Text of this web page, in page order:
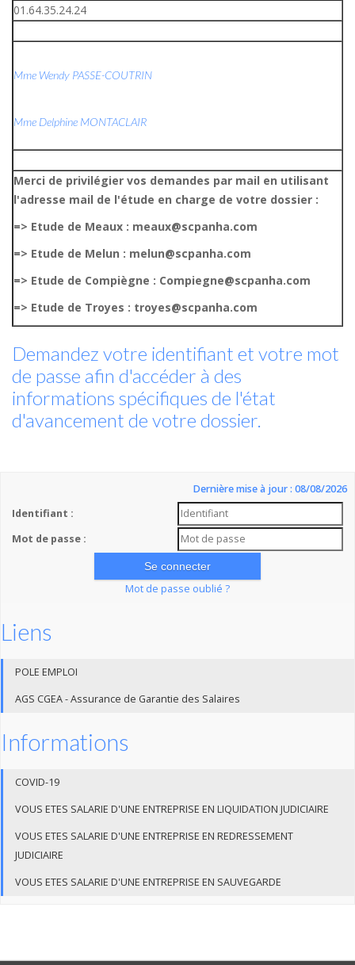
01.64.35.24.24
Mme Wendy PASSE-COUTRIN
Mme Delphine MONTACLAIR
Merci de privilégier vos demandes par mail en utilisant
l'adresse mail de l'étude en charge de votre dossier :
=> Etude de Meaux : meaux@scpanha.com
=> Etude de Melun : melun@scpanha.com
=> Etude de Compiègne : Compiegne@scpanha.com
=> Etude de Troyes : troyes@scpanha.com
Demandez votre identifiant et votre mot
de passe afin d'accéder à des
informations spécifiques de l'état
d'avancement de votre dossier.
Dernière mise à jour : 08/08/2026
Identifiant :
Mot de passe :
Mot de passe oublié ?
Liens
POLE EMPLOI
AGS CGEA - Assurance de Garantie des Salaires
Informations
COVID-19
VOUS ETES SALARIE D'UNE ENTREPRISE EN LIQUIDATION JUDICIAIRE
VOUS ETES SALARIE D'UNE ENTREPRISE EN REDRESSEMENT
JUDICIAIRE
VOUS ETES SALARIE D'UNE ENTREPRISE EN SAUVEGARDE